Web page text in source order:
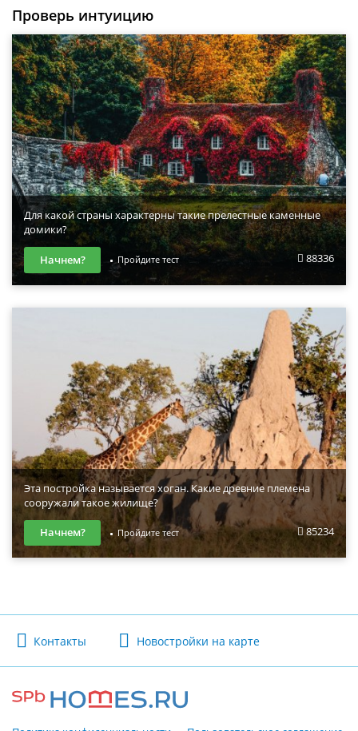
Проверь интуицию
Для какой страны характерны такие прелестные каменные
домики?
88336
Начнем? Пройдите тест
Эта постройка называется хоган. Какие древние племена
сооружали такое жилище?
85234
Начнем? Пройдите тест
Контакты Новостройки на карте